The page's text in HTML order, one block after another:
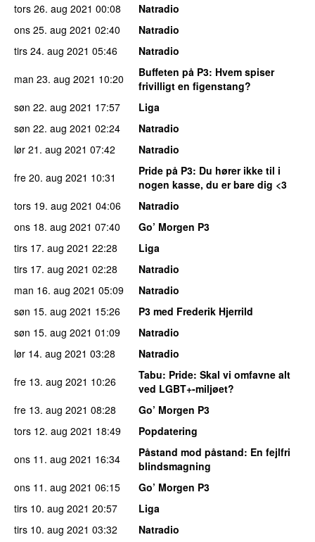
tors 26. aug 2021 00:08
Natradio
ons 25. aug 2021 02:40
Natradio
tirs 24. aug 2021 05:46
Natradio
man 23. aug 2021 10:20 Buffeten på P3: Hvem spiser
frivilligt en figenstang?
søn 22. aug 2021 17:57
Liga
søn 22. aug 2021 02:24
Natradio
lør 21. aug 2021 07:42
Natradio
fre 20. aug 2021 10:31 Pride på P3: Du hører ikke til i
nogen kasse, du er bare dig <3
tors 19. aug 2021 04:06
Natradio
ons 18. aug 2021 07:40
Go’ Morgen P3
tirs 17. aug 2021 22:28
Liga
tirs 17. aug 2021 02:28
Natradio
man 16. aug 2021 05:09
Natradio
søn 15. aug 2021 15:26
P3 med Frederik Hjerrild
søn 15. aug 2021 01:09
Natradio
lør 14. aug 2021 03:28
Natradio
fre 13. aug 2021 10:26 Tabu: Pride: Skal vi omfavne alt
ved LGBT+-miljøet?
fre 13. aug 2021 08:28
Go’ Morgen P3
tors 12. aug 2021 18:49
Popdatering
ons 11. aug 2021 16:34 Påstand mod påstand: En fejlfri
blindsmagning
ons 11. aug 2021 06:15
Go’ Morgen P3
tirs 10. aug 2021 20:57
Liga
tirs 10. aug 2021 03:32
Natradio